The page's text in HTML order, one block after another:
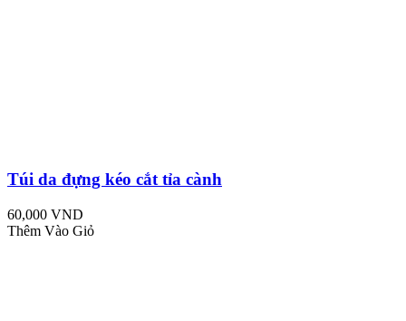
Túi da đựng kéo cắt tỉa cành
60,000 VND
Thêm Vào Giỏ